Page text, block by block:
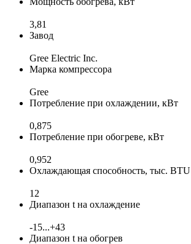
3,81
Завод
Gree Electric Inc.
Марка компрессора
Gree
Потребление при охлаждении, кВт
0,875
Потребление при обогреве, кВт
0,952
Охлаждающая способность, тыс. BTU
12
Диапазон t на охлаждение
-15...+43
Диапазон t на обогрев